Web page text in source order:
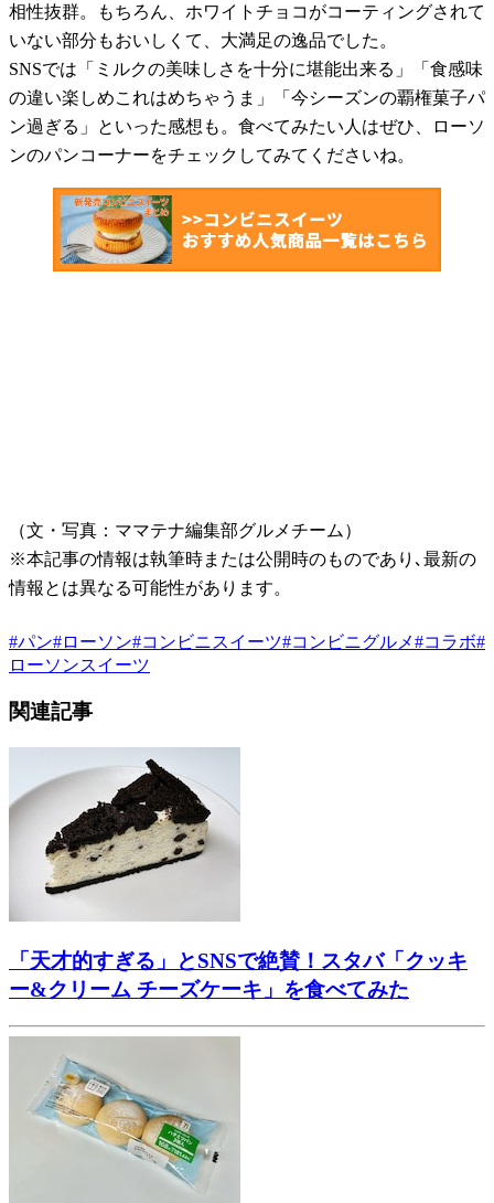
相性抜群。もちろん、ホワイトチョコがコーティングされて
いない部分もおいしくて、大満足の逸品でした。
SNSでは「ミルクの美味しさを十分に堪能出来る」「食感味
の違い楽しめこれはめちゃうま」「今シーズンの覇権菓子パ
ン過ぎる」といった感想も。食べてみたい人はぜひ、ローソ
ンのパンコーナーをチェックしてみてくださいね。
（文・写真：ママテナ編集部グルメチーム）
※本記事の情報は執筆時または公開時のものであり､最新の
情報とは異なる可能性があります。
#パン#ローソン#コンビニスイーツ#コンビニグルメ#コラボ#
ローソンスイーツ
関連記事
「天才的すぎる」とSNSで絶賛！スタバ「クッキ
ー&クリーム チーズケーキ」を食べてみた